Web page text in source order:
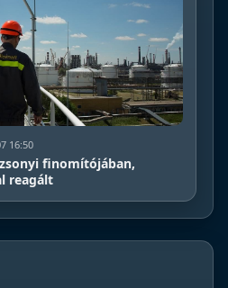
16:50
finomítójában,
reagált